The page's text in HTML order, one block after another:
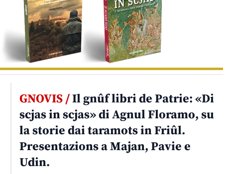
GNOVIS /Il gnûf libri de Patrie: «Di
scjas in scjas» di Agnul Floramo, su
la storie dai taramots in Friûl.
Presentazions a Majan, Pavie e
Udin.